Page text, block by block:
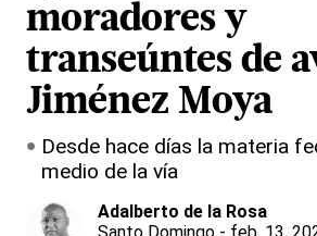
moradores y
transeúntes de
Jiménez Moya
Desde hace días la materia
medio de la vía
Adalberto de la Rosa